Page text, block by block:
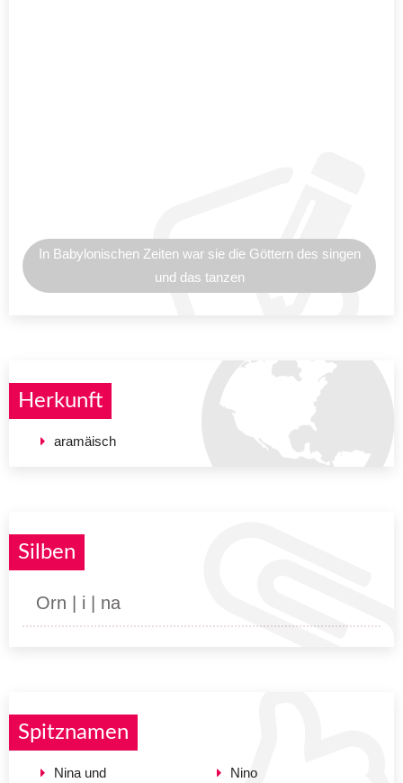
In Babylonischen Zeiten war sie die Göttern des singen
und das tanzen
Herkunft
aramäisch
Silben
Orn | i | na
Spitznamen
Nina und
Nino